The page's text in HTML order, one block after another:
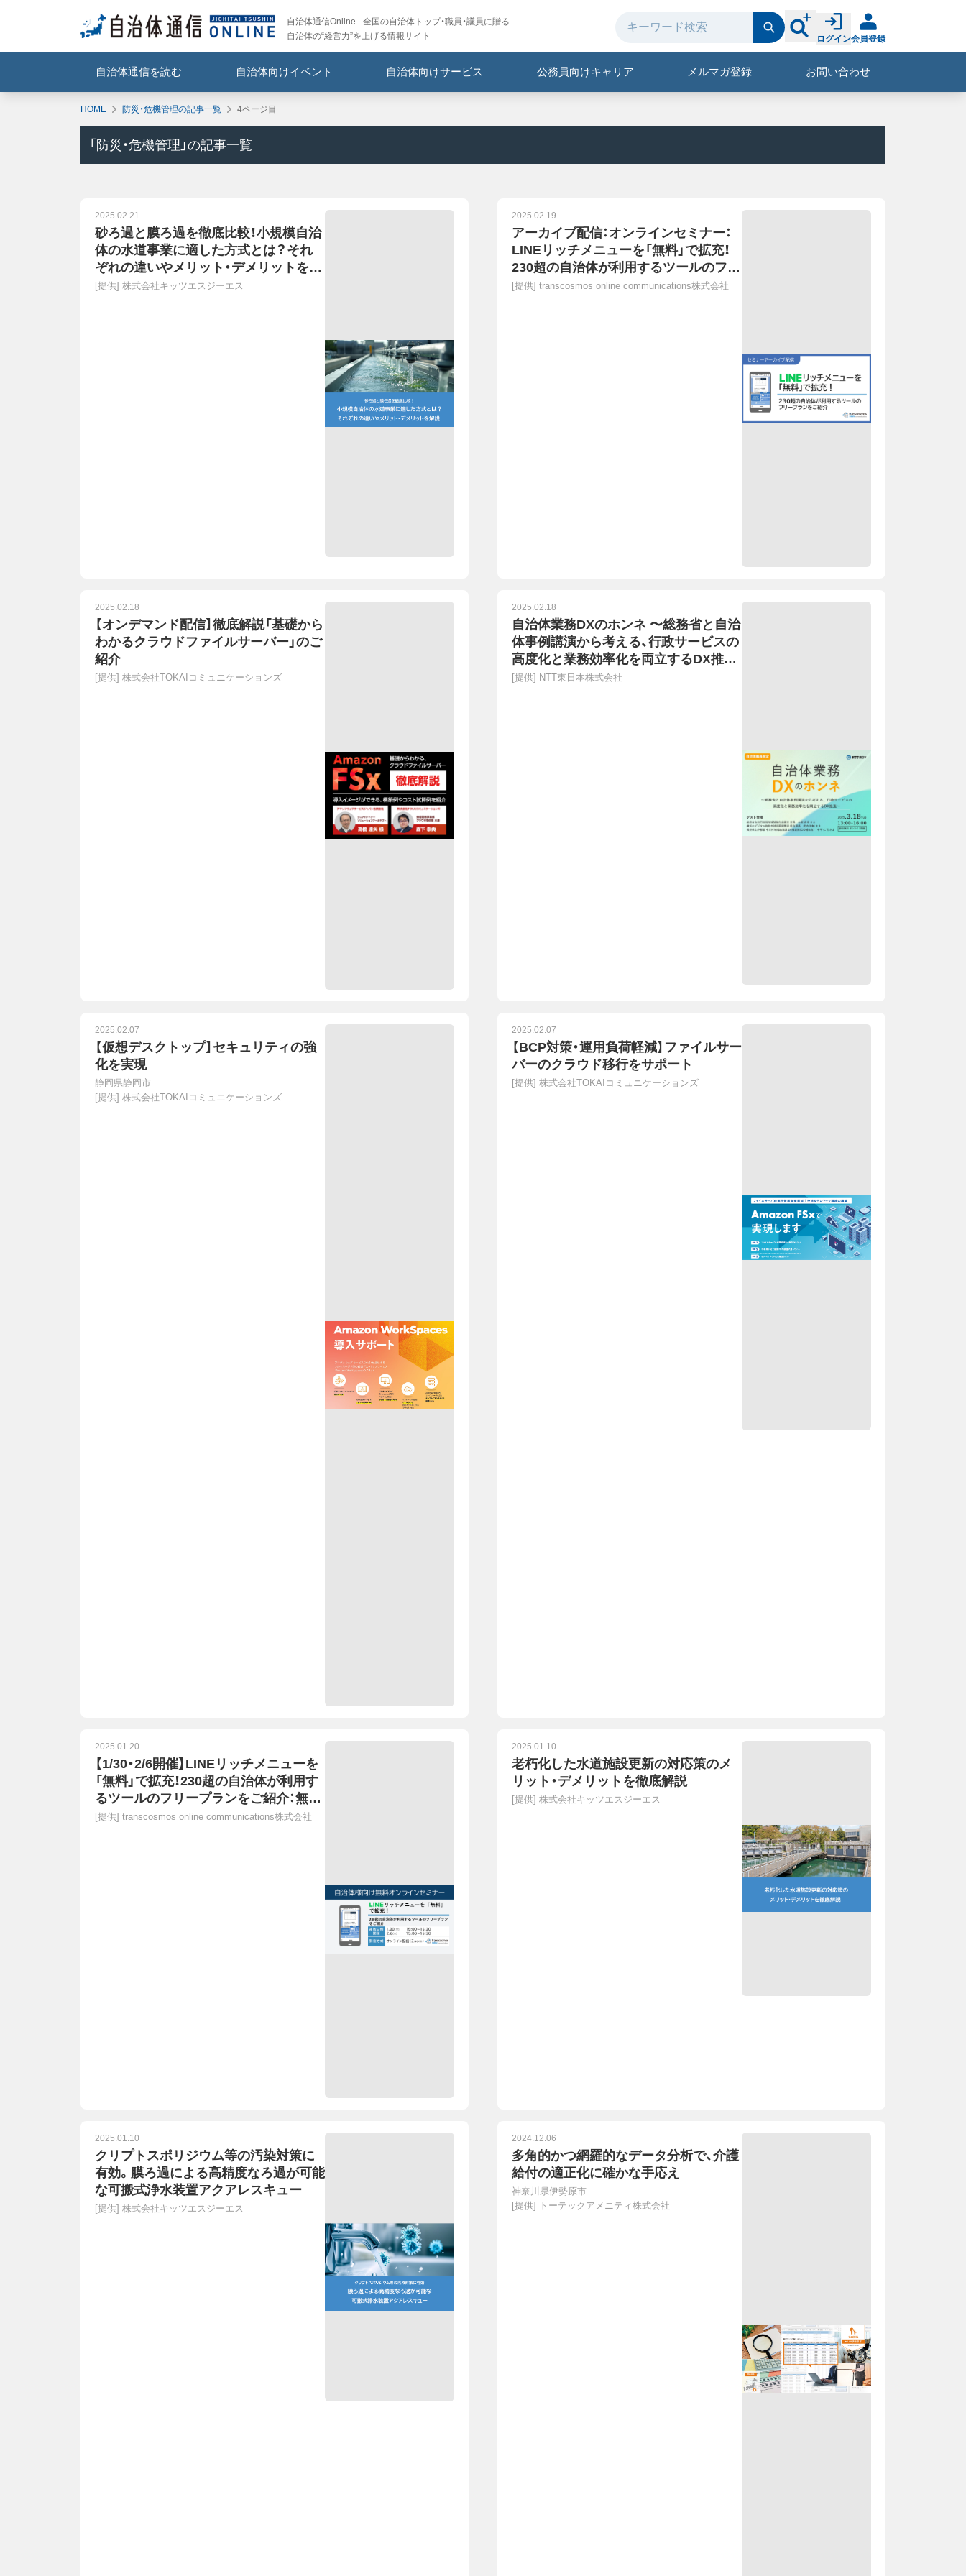
自治体通信Online - 全国の自治体トップ・職員・議員に贈る
自治体の“経営力”を上げる情報サイト
ログイン会員登録
自治体通信を読む 自治体向けイベント 自治体向けサービス 公務員向けキャリア メルマガ登録 お問い合わせ
HOME 防災・危機管理の記事一覧 4ページ目
「 防災・危機管理 」の記事一覧
2025.02.21
砂ろ過と膜ろ過を徹底比較！小規模自治
体の水道事業に適した方式とは？それ
ぞれの違いやメリット・デメリットを解
説
[提供] 株式会社キッツエスジーエス
2025.02.19
アーカイブ配信：オンラインセミナー：
LINEリッチメニューを「無料」で拡充！
230超の自治体が利用するツールのフリ
ープランをご紹介
[提供] transcosmos online communications株式会社
2025.02.18
【オンデマンド配信】徹底解説「基礎から
わかるクラウドファイルサーバー」のご
紹介
[提供] 株式会社TOKAIコミュニケーションズ
2025.02.18
自治体業務DXのホンネ 〜総務省と自治
体事例講演から考える、行政サービスの
高度化と業務効率化を両立するDX推
進〜
[提供] NTT東日本株式会社
2025.02.07
【仮想デスクトップ】セキュリティの強
化を実現
静岡県静岡市
[提供] 株式会社TOKAIコミュニケーションズ
2025.02.07
【BCP対策・運用負荷軽減】ファイルサー
バーのクラウド移行をサポート
[提供] 株式会社TOKAIコミュニケーションズ
2025.01.20
【1/30・2/6開催】LINEリッチメニューを
「無料」で拡充！230超の自治体が利用す
るツールのフリープランをご紹介：無料
オンラインセミナー
[提供] transcosmos online communications株式会社
2025.01.10
老朽化した水道施設更新の対応策のメ
リット・デメリットを徹底解説
[提供] 株式会社キッツエスジーエス
2025.01.10
クリプトスポリジウム等の汚染対策に
有効。膜ろ過による高精度なろ過が可能
な可搬式浄水装置アクアレスキュー
[提供] 株式会社キッツエスジーエス
2024.12.06
多角的かつ網羅的なデータ分析で、介護
給付の適正化に確かな手応え
神奈川県伊勢原市
[提供]
トーテックアメニティ株式会社